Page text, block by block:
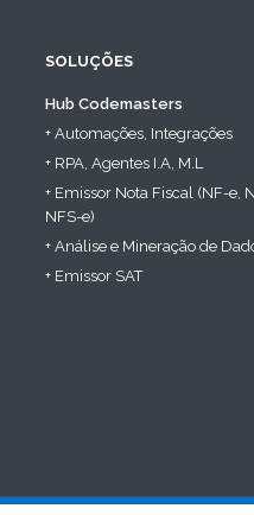
SOLUÇÕES
Hub Codemasters
+ Automações, Integrações
+ RPA, Agentes I.A, M.L
+ Emissor Nota Fiscal (NF-e,
NFS-e)
+ Análise e Mineração de
+ Emissor SAT